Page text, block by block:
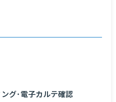
グ･電子カルテ確認